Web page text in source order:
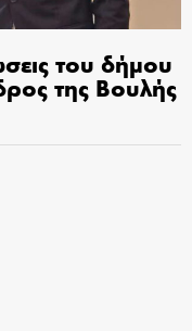
του δήμου
της Βουλής